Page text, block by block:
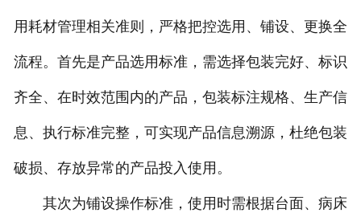
用耗材管理相关准则，严格把控选用、铺设、更换全
流程。首先是产品选用标准，需选择包装完好、标识
齐全、在时效范围内的产品，包装标注规格、生产信
息、执行标准完整，可实现产品信息溯源，杜绝包装
破损、存放异常的产品投入使用。
其次为铺设操作标准，使用时需根据台面、病床